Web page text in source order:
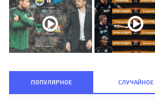
ПОПУЛЯРНОЕ СЛУЧАЙНОЕ